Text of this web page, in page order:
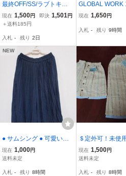
最終OFF/SS/ラブトキシ
ック/Lovetoxic/スカパン
現在 1,500円 即決 1,501円
＋送料185円
入札 - 残り 2日
GLOBAL WORK
グローバルワー
ong Skirt 薄緑 /
現在 1,650円
入札 - 残り 9時間
NEW
● サムシング ● 可愛いプ
リーツスカート ☆160㎝
☆ 紺 30331
現在 1,000円
送料未定
入札 - 残り 8時間
＄定外可！未使
チュラル系のス
姉妹用！
現在 1,500円
送料未定
入札 - 残り 8時間